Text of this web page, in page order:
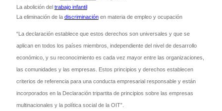
La abolición del trabajo infantil
La eliminación de la discriminaciónen materia de empleo y ocupación
“La declaración establece que estos derechos son universales y que se
aplican en todos los países miembros, independiente del nivel de desarrollo
económico, y su reconocimiento es cada vez mayor entre las organizaciones,
las comunidades y las empresas. Estos principios y derechos establecen
criterios de referencia para una conducta empresarial responsable y están
incorporados en la Declaración tripartita de principios sobre las empresas
multinacionales y la política social de la OIT”.